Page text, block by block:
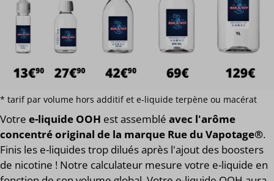
* tarif par volume hors additif et e-liquide terpène ou macérat
Votre e-liquide OOH est assemblé avec l'arôme
concentré original de la marque Rue du Vapotage®.
Finis les e-liquides trop dilués après l'ajout des boosters
de nicotine ! Notre calculateur mesure votre e-liquide en